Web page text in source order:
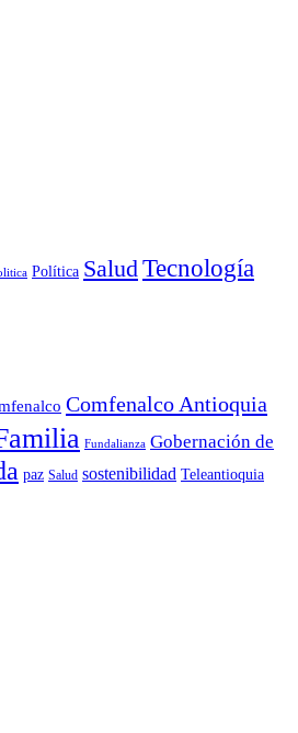
Política Salud Tecnología
Comfenalco Antioquia
Fundalianza Gobernación de
paz Salud sostenibilidad Teleantioquia